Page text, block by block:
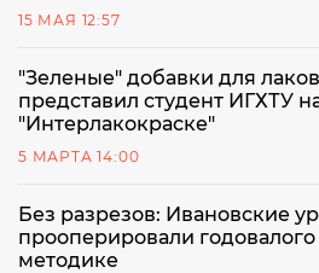
15 МАЯ 12:57
"Зеленые" добавки для
представил студент ИГХТУ
"Интерлакокраске"
5 МАРТА 14:00
Без разрезов: Ивановские
прооперировали
методике